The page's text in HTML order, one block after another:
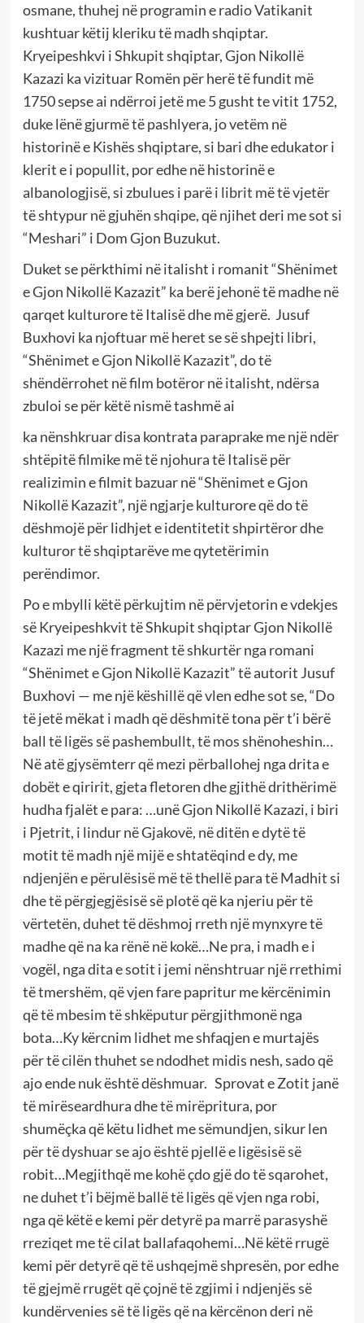
osmane, thuhej në programin e radio Vatikanit
kushtuar këtij kleriku të madh shqiptar.
Kryeipeshkvi i Shkupit shqiptar, Gjon Nikollë
Kazazi ka vizituar Romën për herë të fundit më
1750 sepse ai ndërroi jetë me 5 gusht te vitit 1752,
duke lënë gjurmë të pashlyera, jo vetëm në
historinë e Kishës shqiptare, si bari dhe edukator i
klerit e i popullit, por edhe në historinë e
albanologjisë, si zbulues i parë i librit më të vjetër
të shtypur në gjuhën shqipe, që njihet deri me sot si
“Meshari” i Dom Gjon Buzukut.
Duket se përkthimi në italisht i romanit “Shënimet
e Gjon Nikollë Kazazit” ka berë jehonë të madhe në
qarqet kulturore të Italisë dhe më gjerë. Jusuf
Buxhovi ka njoftuar më heret se së shpejti libri,
“Shënimet e Gjon Nikollë Kazazit”, do të
shëndërrohet në film botëror në italisht, ndërsa
zbuloi se për këtë nismë tashmë ai
ka nënshkruar disa kontrata paraprake me një ndër
shtëpitë filmike më të njohura të Italisë për
realizimin e filmit bazuar në “Shënimet e Gjon
Nikollë Kazazit”, një ngjarje kulturore që do të
dëshmojë për lidhjet e identitetit shpirtëror dhe
kulturor të shqiptarëve me qytetërimin
perëndimor.
Po e mbylli këtë përkujtim në përvjetorin e vdekjes
së Kryeipeshkvit të Shkupit shqiptar Gjon Nikollë
Kazazi me një fragment të shkurtër nga romani
“Shënimet e Gjon Nikollë Kazazit” të autorit Jusuf
Buxhovi — me një këshillë që vlen edhe sot se, “Do
të jetë mëkat i madh që dëshmitë tona për t’i bërë
ball të ligës së pashembullt, të mos shënoheshin…
Në atë gjysëmterr që mezi përballohej nga drita e
dobët e qiririt, gjeta fletoren dhe gjithë drithërimë
hudha fjalët e para: …unë Gjon Nikollë Kazazi, i biri
i Pjetrit, i lindur në Gjakovë, në ditën e dytë të
motit të madh një mijë e shtatëqind e dy, me
ndjenjën e përulësisë më të thellë para të Madhit si
dhe të përgjegjësisë së plotë që ka njeriu për të
vërtetën, duhet të dëshmoj rreth një mynxyre të
madhe që na ka rënë në kokë…Ne pra, i madh e i
vogël, nga dita e sotit i jemi nënshtruar një rrethimi
të tmershëm, që vjen fare papritur me kërcënimin
që të mbesim të shkëputur përgjithmonë nga
bota…Ky kërcnim lidhet me shfaqjen e murtajës
për të cilën thuhet se ndodhet midis nesh, sado që
ajo ende nuk është dëshmuar. Sprovat e Zotit janë
të mirëseardhura dhe të mirëpritura, por
shumëçka që këtu lidhet me sëmundjen, sikur len
për të dyshuar se ajo është pjellë e ligësisë së
robit…Megjithqë me kohë çdo gjë do të sqarohet,
ne duhet t’i bëjmë ballë të ligës që vjen nga robi,
nga që këtë e kemi për detyrë pa marrë parasyshë
rreziqet me të cilat ballafaqohemi…Në këtë rrugë
kemi për detyrë që të ushqejmë shpresën, por edhe
të gjejmë rrugët që çojnë të zgjimi i ndjenjës së
kundërvenies së të ligës që na kërcënon deri në